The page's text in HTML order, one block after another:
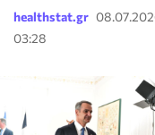
healthstat.gr
03:28